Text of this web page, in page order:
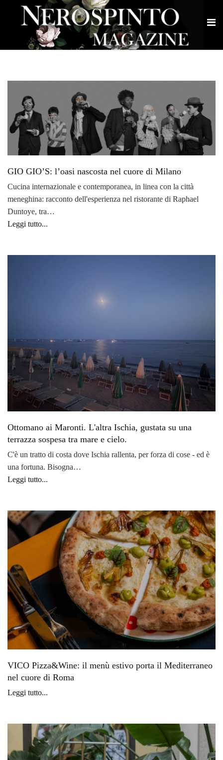
GIO GIO’S: l’oasi nascosta nel cuore di Milano
Cucina internazionale e contemporanea, in linea con la città
meneghina: racconto dell'esperienza nel ristorante di Raphael
Duntoye, tra…
Leggi tutto...
Ottomano ai Maronti. L'altra Ischia, gustata su una
terrazza sospesa tra mare e cielo.
C'è un tratto di costa dove Ischia rallenta, per forza di cose - ed è
una fortuna. Bisogna…
Leggi tutto...
VICO Pizza&Wine: il menù estivo porta il Mediterraneo
nel cuore di Roma
Leggi tutto...